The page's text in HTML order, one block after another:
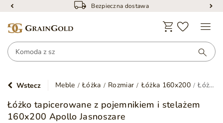
Bezpieczna dostawa
Wstecz Meble Łóżka Rozmiar Łóżka 160x200 Łóżko tapicerowane z pojemnikiem i stelażem 160x200 Apollo Jasnoszare
Łóżko tapicerowane z pojemnikiem i stelażem
160x200 Apollo Jasnoszare